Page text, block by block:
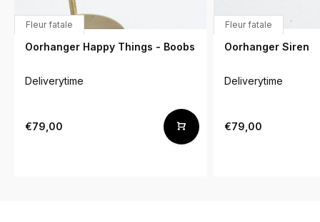
Fleur fatale
Oorhanger Happy Things - Boobs
Deliverytime
€79,00
Fleur fatale
Oorhanger Siren
Deliverytime
€79,00